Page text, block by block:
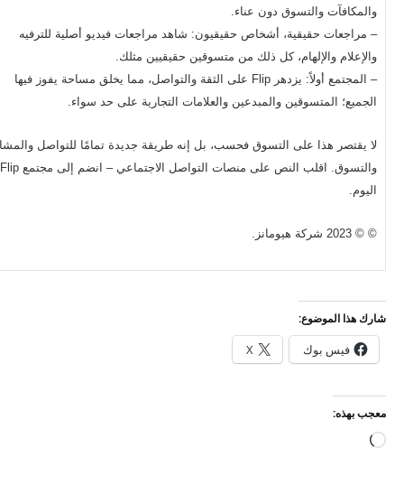
والمكافآت والتسوق دون عناء.
– مراجعات حقيقية، أشخاص حقيقيون: شاهد مراجعات فيديو أصلية للترفيه
والإعلام والإلهام، كل ذلك من متسوقين حقيقيين مثلك.
– المجتمع أولاً: يزدهر Flip على الثقة والتواصل، مما يخلق مساحة يفوز فيها
الجميع؛ المتسوقين والمبدعين والعلامات التجارية على حد سواء.
لا يقتصر هذا على التسوق فحسب، بل إنه طريقة جديدة تمامًا للتواصل
والتسوق. اقلب النص على منصات التواصل الاجتماعي – انضم إلى مجتمع Flip
اليوم.
© © 2023 شركة هيومانز.
شارك هذا الموضوع:
فيس بوك X
معجب بهذه:
جاري